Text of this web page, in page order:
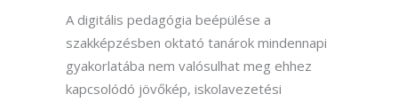
A digitális pedagógia beépülése a
szakképzésben oktató tanárok mindennapi
gyakorlatába nem valósulhat meg ehhez
kapcsolódó jövőkép, iskolavezetési